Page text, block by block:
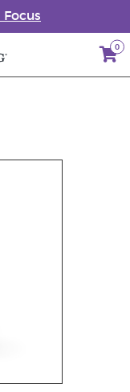
Focus
0